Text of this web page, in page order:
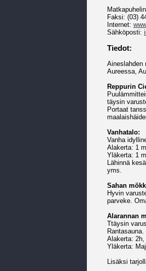
Faksi: (03)
Internet:
Sähköposti:
Tiedot:
Aineslahden
Aureessa,
Reppurin
täysin
Portaat
Vanhatalo:
Vanha
Alakerta: 1
Yläkerta: 1
Lähinnä
yms.
Sahan
Hyvin
parveke.
Alarannan
Ttäysin
Rantasauna.
Alakerta:
Yläkerta:
Lisäksi